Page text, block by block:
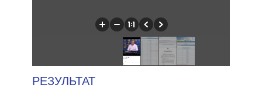
РЕЗУЛЬТАТ